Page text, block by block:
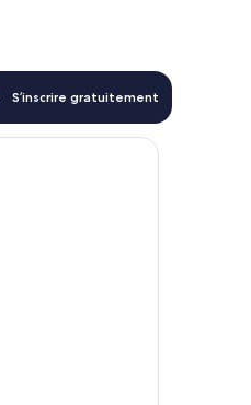
S’inscrire gratuitement